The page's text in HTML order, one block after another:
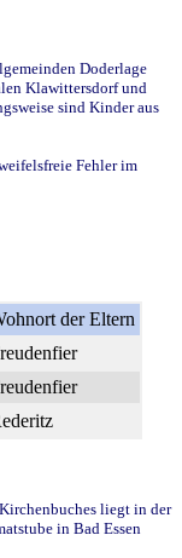
Doderlage
Klawittersdorf und
sind Kinder aus
Fehler im
der Eltern
liegt in der
in Bad Essen